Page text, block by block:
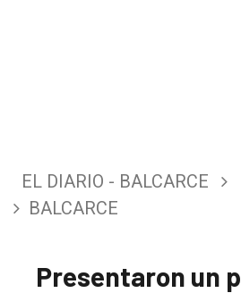
EL DIARIO - BALCARCE
BALCARCE
Presentaron un